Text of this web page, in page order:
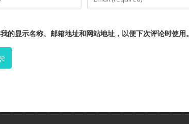
的显示名称、邮箱地址和网站地址，以便下次评论时使用。